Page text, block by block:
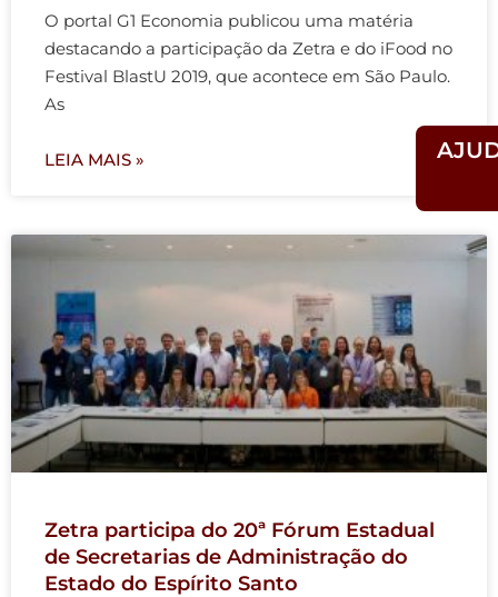
O portal G1 Economia publicou uma matéria
destacando a participação da Zetra e do iFood no
Festival BlastU 2019, que acontece em São Paulo.
As
LEIA MAIS »
Zetra participa do 20ª Fórum Estadual
de Secretarias de Administração do
Estado do Espírito Santo